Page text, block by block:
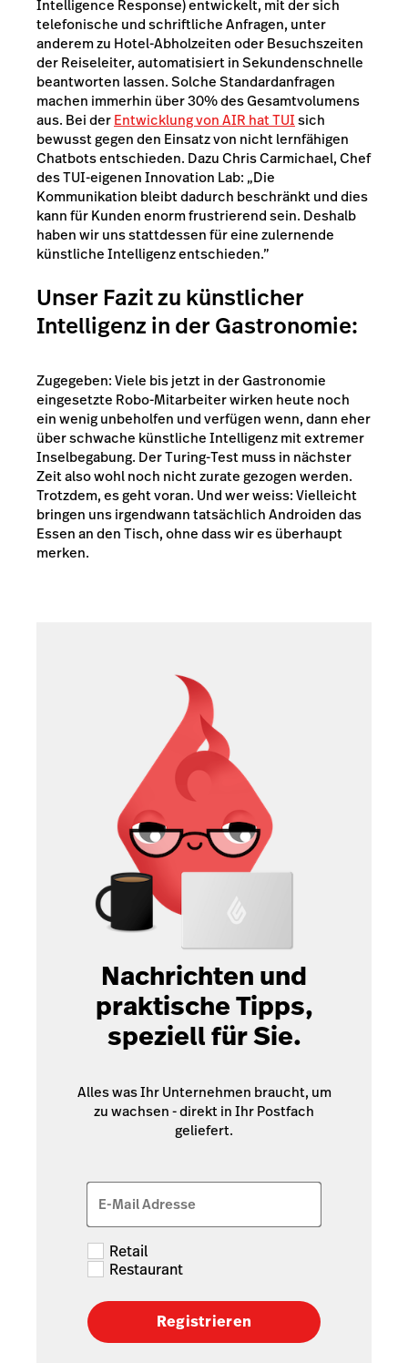
Intelligence Response) entwickelt, mit der sich
telefonische und schriftliche Anfragen, unter
anderem zu Hotel-Abholzeiten oder Besuchszeiten
der Reiseleiter, automatisiert in Sekundenschnelle
beantworten lassen. Solche Standardanfragen
machen immerhin über 30% des Gesamtvolumens
aus. Bei derEntwicklung von AIR hat TUIsich
bewusst gegen den Einsatz von nicht lernfähigen
Chatbots entschieden. Dazu Chris Carmichael, Chef
des TUI-eigenen Innovation Lab: „Die
Kommunikation bleibt dadurch beschränkt und dies
kann für Kunden enorm frustrierend sein. Deshalb
haben wir uns stattdessen für eine zulernende
künstliche Intelligenz entschieden.”
Unser Fazit zu künstlicher
Intelligenz in der Gastronomie:
Zugegeben: Viele bis jetzt in der Gastronomie
eingesetzte Robo-Mitarbeiter wirken heute noch
ein wenig unbeholfen und verfügen wenn, dann eher
über schwache künstliche Intelligenz mit extremer
Inselbegabung. Der Turing-Test muss in nächster
Zeit also wohl noch nicht zurate gezogen werden.
Trotzdem, es geht voran. Und wer weiss: Vielleicht
bringen uns irgendwann tatsächlich Androiden das
Essen an den Tisch, ohne dass wir es überhaupt
merken.
Nachrichten und
praktische Tipps,
speziell für Sie.
Alles was Ihr Unternehmen braucht, um
zu wachsen - direkt in Ihr Postfach
geliefert.
E-Mail Adresse
Retail
Restaurant
Registrieren